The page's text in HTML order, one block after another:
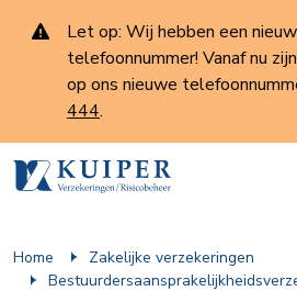
Let op: Wij hebben een nieuw
telefoonnummer! Vanaf nu
op ons nieuwe
444.
Home
Zakelijke verzekeringen